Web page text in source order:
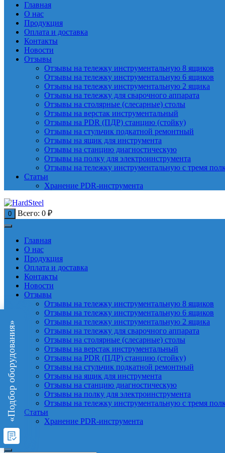
Главная
О нас
Продукция
Оплата и доставка
Контакты
Новости
Отзывы
Отзывы на тележку инструментальную 8 ящиков
Отзывы на тележку инструментальную 6 ящиков
Отзывы на тележку инструментальную 2 ящика
Отзывы на тележку для сварочного аппарата
Отзывы на столярные (слесарные) столы
Отзывы на верстак инструментальный
Отзывы на PDR (ПДР) станцию (стойку)
Отзывы на стульчик подкатной ремонтный
Отзывы на ящик для инструмента
Отзывы на станцию диагностическую
Отзывы на полку для электроинструмента
Отзывы на тележку инструментальную с тремя
Статьи
Хранение PDR-инструмента
0 Всего: 0 ₽
Главная
О нас
Продукция
Оплата и доставка
Контакты
Новости
Отзывы
Отзывы на тележку инструментальную 8 ящиков
Отзывы на тележку инструментальную 6 ящиков
Отзывы на тележку инструментальную 2 ящика
Отзывы на тележку для сварочного аппарата
Отзывы на столярные (слесарные) столы
Отзывы на верстак инструментальный
Отзывы на PDR (ПДР) станцию (стойку)
Отзывы на стульчик подкатной ремонтный
Отзывы на ящик для инструмента
Отзывы на станцию диагностическую
Отзывы на полку для электроинструмента
Отзывы на тележку инструментальную с тремя
Статьи
Хранение PDR-инструмента
«Подбор оборудования»